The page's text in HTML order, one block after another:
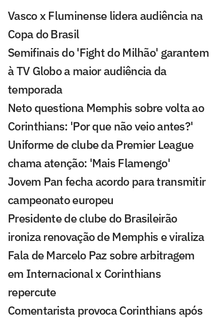
Vasco x Fluminense lidera audiência na
Copa do Brasil
Semifinais do 'Fight do Milhão' garantem
à TV Globo a maior audiência da
temporada
Neto questiona Memphis sobre volta ao
Corinthians: 'Por que não veio antes?'
Uniforme de clube da Premier League
chama atenção: 'Mais Flamengo'
Jovem Pan fecha acordo para transmitir
campeonato europeu
Presidente de clube do Brasileirão
ironiza renovação de Memphis e viraliza
Fala de Marcelo Paz sobre arbitragem
em Internacional x Corinthians
repercute
Comentarista provoca Corinthians após